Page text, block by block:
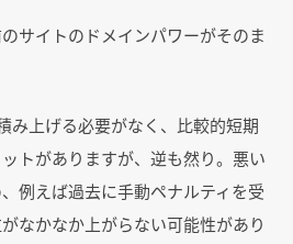
サイトのドメインパワーがそのま
み上げる必要がなく、比較的短期
トがありますが、逆も然り。悪い
例えば過去に手動ペナルティを受
なかなか上がらない可能性があり